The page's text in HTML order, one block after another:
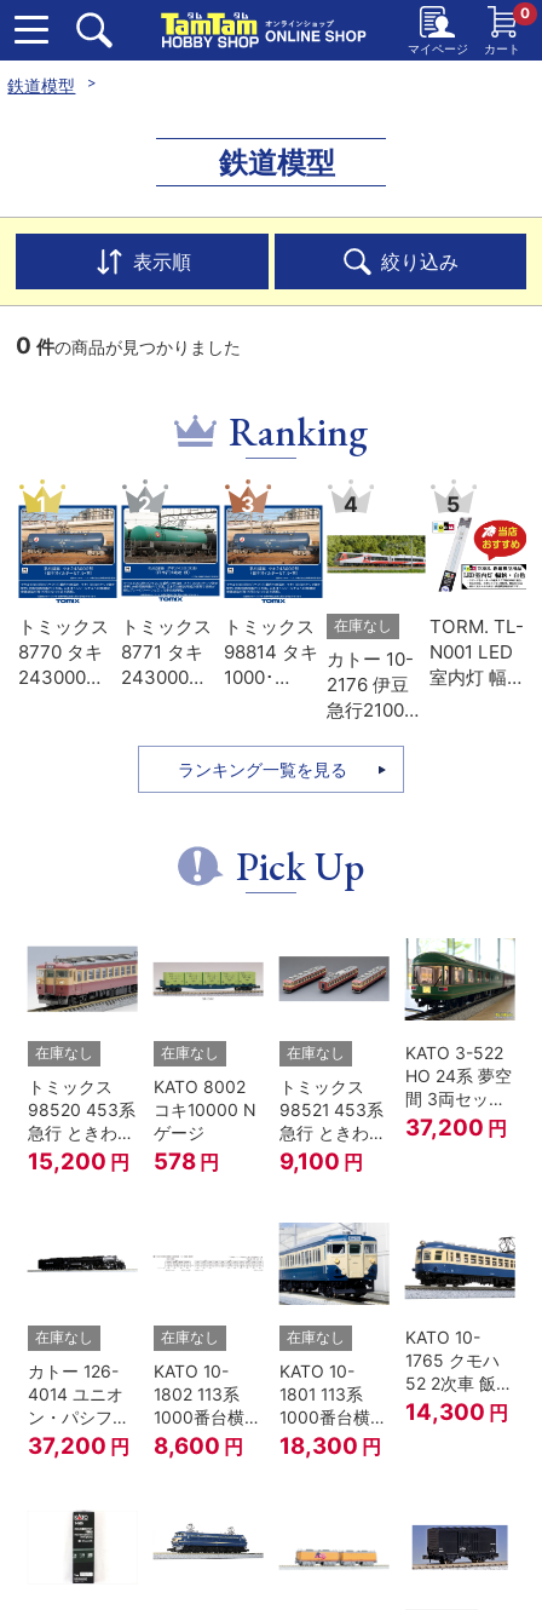
マイページ カート
0
鉄道模型
鉄道模型
表示順 絞り込み
0 件の商品が見つかりました
Ranking
1
トミックス
8770 タキ
243000形
2
トミックス
8771 タキ
243000形
3
トミックス
98814 タキ
1000･
輸送 8両セ
ット
4
在庫なし
カトー 10-
2176 伊豆
急行2100系
7両セット
5
TORM. TL-
N001 LED
室内灯 幅狭
ランキング一覧を見る
Pick Up
在庫なし
トミックス
98520 453系
急行 ときわ
基本4両セッ
ト Nゲージ
15,200 円
在庫なし
KATO 8002
コキ10000 N
ゲージ
578 円
在庫なし
トミックス
98521 453系
急行 ときわ
増結3両セッ
ト Nゲージ
9,100 円
KATO 3-522
HO 24系 夢空
間 3両セット
HOゲージ
37,200 円
在庫なし
カトー 126-
4014 ユニオ
ン・パシフィ
ック鉄道 ビッ
グボーイ＃
37,200 円
在庫なし
KATO 10-
1802 113系
1000番台横須
賀・総武快速
線 増結4両セ
8,600 円
在庫なし
KATO 10-
1801 113系
1000番台横須
賀・総武快速
線 基本7両セ
18,300 円
KATO 10-
1765 クモハ
52 2次車 飯田
線 4両セット
Nゲージ
14,300 円